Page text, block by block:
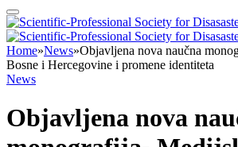
Home»News»Objavljena nova naučna
Bosne i Hercegovine i promene identiteta
News
Objavljena nova